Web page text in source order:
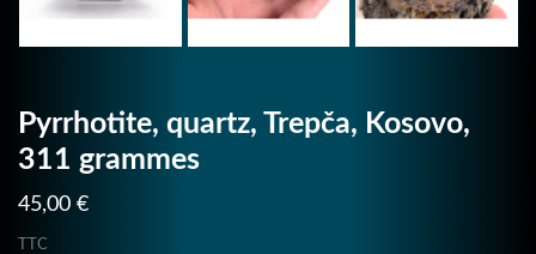
Pyrrhotite, quartz, Trepča, Kosovo,
311 grammes
45,00 €
TTC